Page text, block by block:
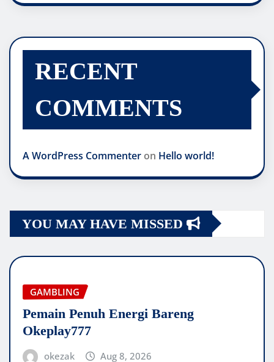
RECENT
COMMENTS
A WordPress Commenter on Hello world!
YOU MAY HAVE MISSED
GAMBLING
Pemain Penuh Energi Bareng
Okeplay777
okezak Aug 8, 2026